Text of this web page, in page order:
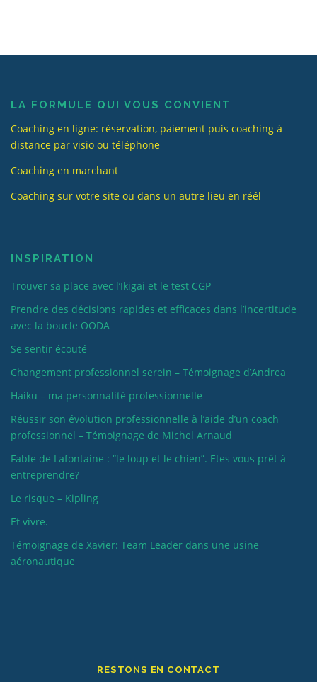
LA FORMULE QUI VOUS CONVIENT
Coaching en ligne: réservation, paiement puis coaching à
distance par visio ou téléphone
Coaching en marchant
Coaching sur votre site ou dans un autre lieu en réél
INSPIRATION
Trouver sa place avec l’Ikigai et le test CGP
Prendre des décisions rapides et efficaces dans l’incertitude
avec la boucle OODA
Se sentir écouté
Changement professionnel serein – Témoignage d’Andrea
Haiku – ma personnalité professionnelle
Réussir son évolution professionnelle à l’aide d’un coach
professionnel – Témoignage de Michel Arnaud
Fable de Lafontaine : “le loup et le chien”. Etes vous prêt à
entreprendre?
Le risque – Kipling
Et vivre.
Témoignage de Xavier: Team Leader dans une usine
aéronautique
RESTONS EN CONTACT